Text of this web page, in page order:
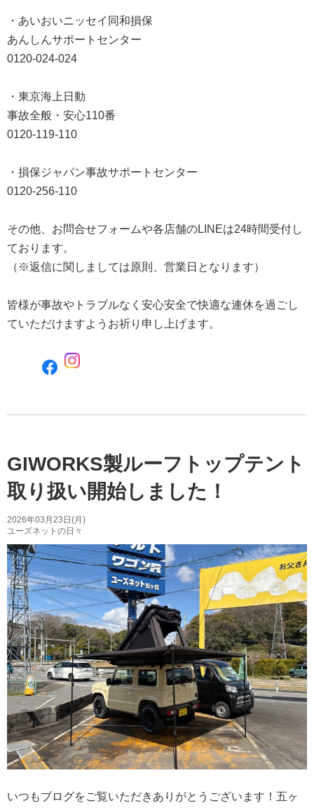
・あいおいニッセイ同和損保
あんしんサポートセンター
0120-024-024
・東京海上日動
事故全般・安心110番
0120-119-110
・損保ジャパン事故サポートセンター
0120-256-110
その他、お問合せフォームや各店舗のLINEは24時間受付し
ております。
（※返信に関しましては原則、営業日となります）
皆様が事故やトラブルなく安心安全で快適な連休を過ごし
ていただけますようお祈り申し上げます。
F
k
で
シ
ア
る
GIWORKS製ルーフトップテント
取り扱い開始しました！
2026年03月23日(月)
ユーズネットの日々
いつもブログをご覧いただきありがとうございます！五ヶ